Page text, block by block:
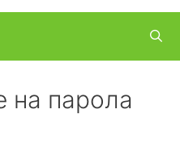
на парола